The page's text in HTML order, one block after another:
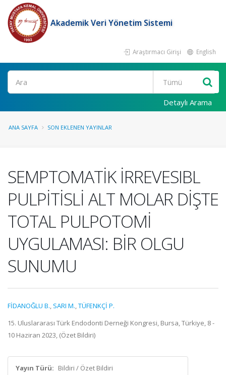
Akademik Veri Yönetim Sistemi
Araştırmacı Girişi English
Ara
Detaylı Arama
ANA SAYFA SON EKLENEN YAYINLAR
SEMPTOMATİK İRREVESIBL
PULPİTİSLİ ALT MOLAR DİŞTE
TOTAL PULPOTOMİ
UYGULAMASI: BİR OLGU
SUNUMU
FİDANOĞLU B., SARI M.,TÜFENKÇİ P.
15. Uluslararası Türk Endodonti Derneği Kongresi, Bursa, Türkiye, 8 -
10 Haziran 2023, (Özet Bildiri)
Yayın Türü: Bildiri / Özet Bildiri